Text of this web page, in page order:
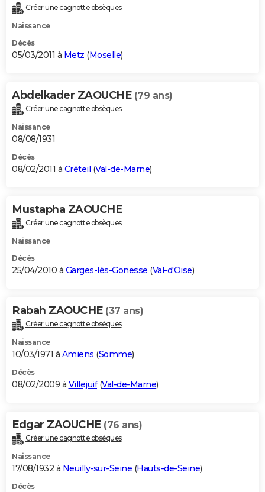
Créer une cagnotte obsèques
Naissance
Décès
05/03/2011 à Metz (Moselle)
Abdelkader ZAOUCHE (79 ans)
Créer une cagnotte obsèques
Naissance
08/08/1931
Décès
08/02/2011 à Créteil (Val-de-Marne)
Mustapha ZAOUCHE
Créer une cagnotte obsèques
Naissance
Décès
25/04/2010 à Garges-lès-Gonesse (Val-d'Oise)
Rabah ZAOUCHE (37 ans)
Créer une cagnotte obsèques
Naissance
10/03/1971 à Amiens (Somme)
Décès
08/02/2009 à Villejuif(Val-de-Marne)
Edgar ZAOUCHE (76 ans)
Créer une cagnotte obsèques
Naissance
17/08/1932 à Neuilly-sur-Seine (Hauts-de-Seine)
Décès